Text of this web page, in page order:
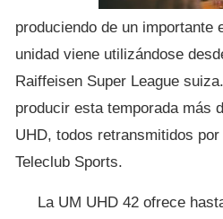
produciendo de un importante
unidad viene utilizándose
Raiffeisen Super League
producir esta temporada más
UHD, todos retransmitidos
Teleclub Sports.
La UM UHD 42 ofrece